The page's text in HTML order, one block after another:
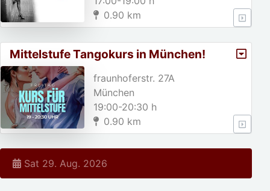
0.90 km
Mittelstufe Tangokurs in München!
fraunhoferstr. 27A
München
19:00-20:30 h
0.90 km
Sat 29. Aug. 2026